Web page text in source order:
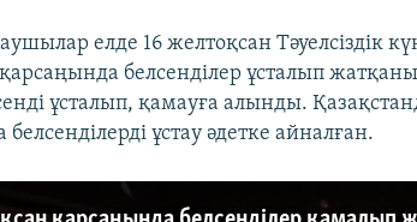
елде 16 желтоқсан Тәуелсіздік
белсенділер ұсталып
ұсталып, қамауға алынды.
ұстау әдетке айналған.